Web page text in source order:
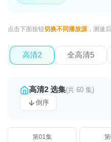
点击下面按钮切换不同播放源，测速
高清2 全高清5
高清2 选集(共 60 集)
倒序
第01集